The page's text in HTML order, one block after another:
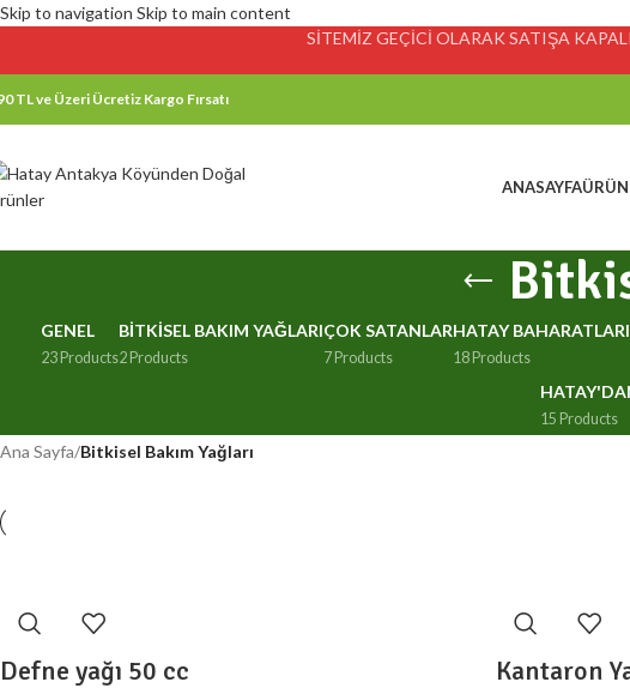
Skip to navigation Skip to main content
SİTEMİZ GEÇİCİ OLARAK SATIŞA
TL ve Üzeri Ücretiz Kargo Fırsatı
ANASAYFA
GENEL
23 Products
BITKISEL BAKIM YAĞLARI
2 Products
ÇOK SATANLAR
7 Products
HATAY BAHARATLARI
18 Products
15 Products
Ana Sayfa/Bitkisel Bakım Yağları
Defne yağı 50 cc Kantaron